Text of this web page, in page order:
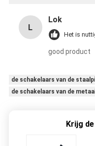
L
Lok
Het is
good product
de schakelaars van de
de schakelaars van de
Krijg